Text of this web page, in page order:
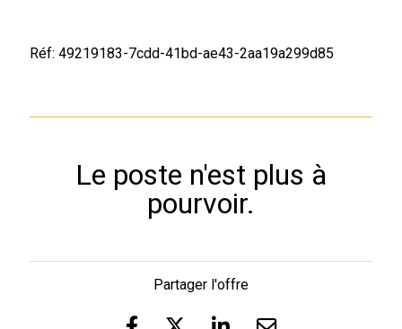
Réf: 49219183-7cdd-41bd-ae43-2aa19a299d85
Le poste n'est plus à
pourvoir.
Partager l'offre